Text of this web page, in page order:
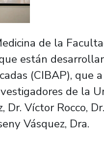
de la
están
(CIBAP), que
de la
Dr. Víctor Rocco,
Vásquez, Dra.